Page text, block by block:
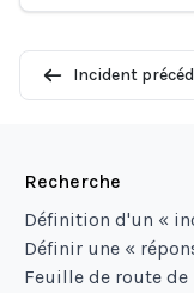
Incident
Recherche
Définition d'un «
Définir une «
Feuille de route de